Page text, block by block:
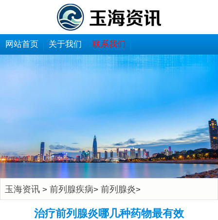
网站首页 关于我们 联系我们
玉海资讯> 前列腺疾病> 前列腺炎>
治疗前列腺炎哪几种药物最有效